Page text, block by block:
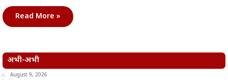
Read More »
अभी-अभी
August 9, 2026